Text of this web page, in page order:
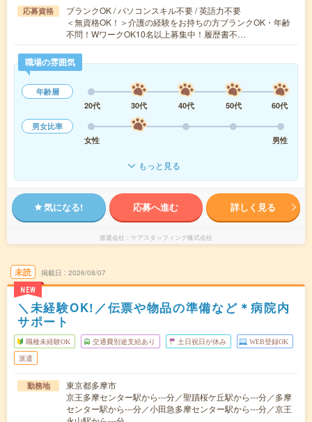
応募資格
ブランクOK / パソコンスキル不要 / 英語力不要
＜無資格OK！＞介護の経験をお持ちの方ブランクOK・年齢
不問！WワークOK10名以上募集中！履歴書不…
職場の雰囲気
年齢層
20代
30代 40代 50代
60代
男女比率
女性
男性
もっと見る
気になる! 応募へ進む 詳しく見る
派遣会社 ケアスタッフィング株式会社
未読
NEW
掲載日 2026/08/07
＼未経験OK!／伝票や物品の準備など＊病院内
サポート
職種未経験OK 交通費別途支給あり 土日祝日が休み WEB登録OK
派遣
勤務地
東京都多摩市
京王多摩センター駅から---分／聖蹟桜ケ丘駅から---分／多摩
センター駅から---分／小田急多摩センター駅から---分／京王